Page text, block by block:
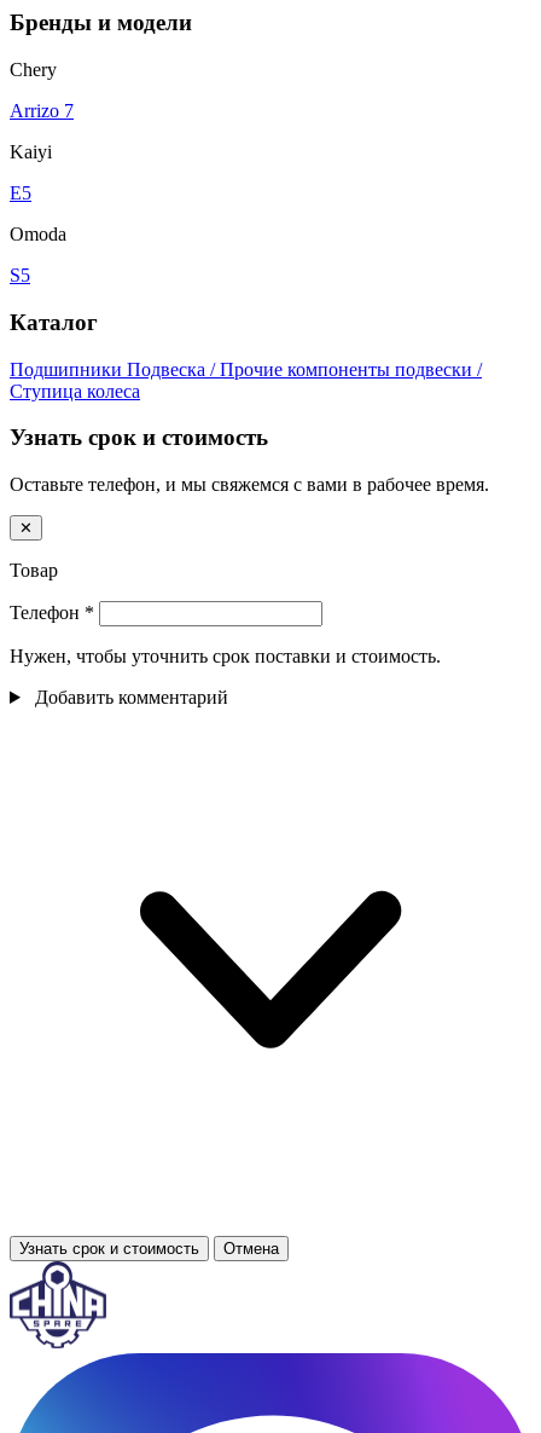
Бренды и модели
Chery
Arrizo 7
Kaiyi
E5
Omoda
S5
Каталог
Подшипники Подвеска / Прочие компоненты подвески /
Ступица колеса
Узнать срок и стоимость
Оставьте телефон, и мы свяжемся с вами в рабочее время.
✕
Товар
Телефон *
Нужен, чтобы уточнить срок поставки и стоимость.
Добавить комментарий
Узнать срок и стоимость Отмена